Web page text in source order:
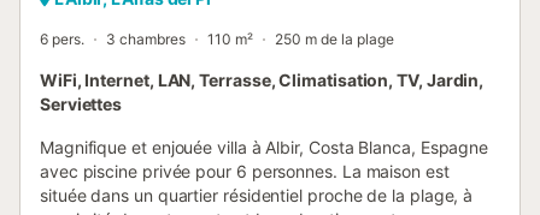
6 pers. 3 chambres 110 m² 250 m de la plage
WiFi, Internet, LAN, Terrasse, Climatisation, TV, Jardin,
Serviettes
Magnifique et enjouée villa à Albir, Costa Blanca, Espagne
avec piscine privée pour 6 personnes. La maison est
située dans un quartier résidentiel proche de la plage, à